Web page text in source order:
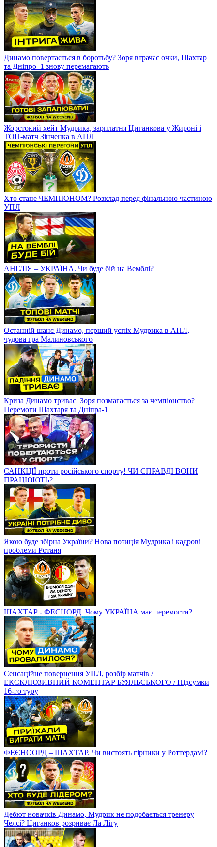
Динамо повертається в боротьбу? Зоря втрачає очки, Шахтар
та Дніпро–1 знову перемагають
Жорстокий хейт Мудрика, зарплатня Циганкова у Жироні і
ТОП-матч Зінченка в АПЛ
Хто стане ЧЕМПІОНОМ? Розклад перед фінальною частиною
УПЛ
АНГЛІЯ – УКРАЇНА. Чи буде бій на Вемблі?
Останній шанс Динамо, перший успіх Мудрика в АПЛ,
чудова гра Малиновського
Криза Динамо триває, Зоря позмагається за чемпіонство?
Перемоги Шахтаря та Дніпра-1
САНКЦІЇ проти російського спорту! ЧИ СПРАВДІ ВОНИ
ПРАЦЮЮТЬ?
Якою буде збірна України? Нова позиція Мудрика і кадрові
проблеми Ротаня
ШАХТАР - ФЕЄНОРД. Чому УКРАЇНА має перемогти?
Сенсаційне повернення УПЛ, розбір матчів /
ЕКСКЛЮЗИВНИЙ КОМЕНТАР БУЯЛЬСЬКОГО / Підсумки
16-го туру
ФЕЄНООРД – ШАХТАР. Чи вистоять гірники у Роттердамі?
Дебют новачків Динамо, Мудрик не подобається тренеру
Челсі? Циганков розриває Ла Лігу